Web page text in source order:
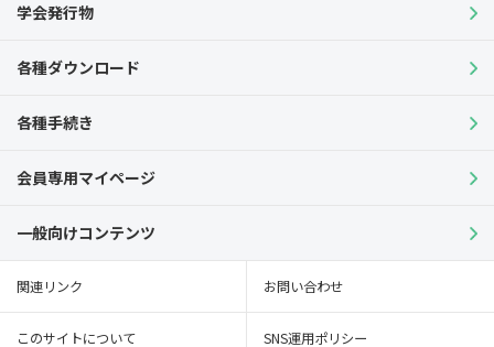
学会発行物
各種ダウンロード
各種手続き
会員専用マイページ
一般向けコンテンツ
関連リンク お問い合わせ
このサイトについて SNS運用ポリシー